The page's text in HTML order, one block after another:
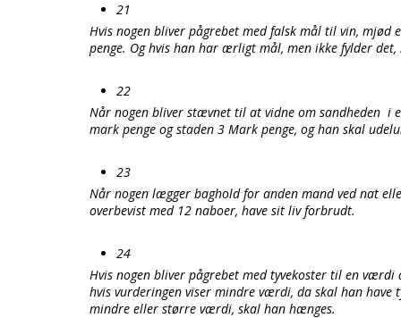
21
Hvis nogen bliver pågrebet med falsk mål til vin, mjød
penge. Og hvis han har ærligt mål, men ikke fylder
22
Når nogen bliver stævnet til at vidne om sandheden i
mark penge og staden 3 Mark penge, og han skal
23
Når nogen lægger baghold for anden mand ved nat
overbevist med 12 naboer, have sit liv forbrudt.
24
Hvis nogen bliver pågrebet med tyvekoster til en
hvis vurderingen viser mindre værdi, da skal han have
mindre eller større værdi, skal han hænges.